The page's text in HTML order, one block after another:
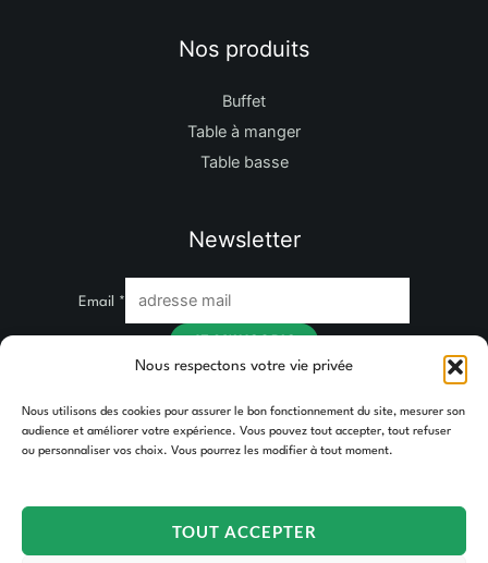
Nous respectons votre vie privée
Nous utilisons des cookies pour assurer le bon fonctionnement du site, mesurer son
audience et améliorer votre expérience. Vous pouvez tout accepter, tout refuser
ou personnaliser vos choix. Vous pourrez les modifier à tout moment.
TOUT ACCEPTER
Nos produits
Buffet
Table à manger
Table basse
Newsletter
Email *
JE M'INSCRIS